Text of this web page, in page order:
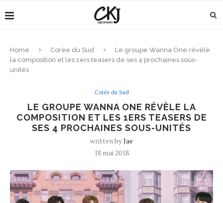
Home Corée du Sud
Le groupe Wanna One révèle
la composition et les 1ers teasers de ses 4 prochaines sous-
unités
Corée du Sud
LE GROUPE WANNA ONE RÉVÈLE LA
COMPOSITION ET LES 1ERS TEASERS DE
SES 4 PROCHAINES SOUS-UNITÉS
written byJae
18 mai 2018